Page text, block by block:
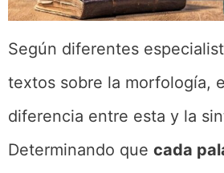
Según diferentes
textos sobre la morfología,
diferencia entre esta y la
Determinando que cada